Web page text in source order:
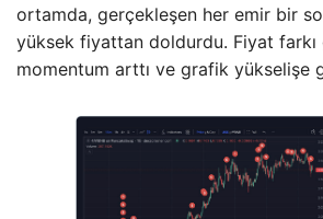
ortamda, gerçekleşen her emir bir
yüksek fiyattan doldurdu. Fiyat farkı
momentum arttı ve grafik yükselişe